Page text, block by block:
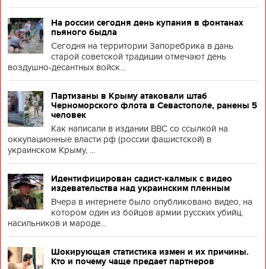
На россии сегодня день купания в фонтанах
пьяного быдла
Сегодня на территории Запоребрика в дань
старой советской традиции отмечают день
воздушно-десантных войск...
Партизаны в Крыму атаковали штаб
Черноморского флота в Севастополе, ранены 5
человек
Как написали в издании BBC со ссылкой на
оккупационные власти рф (россии фашистской) в
украинском Крыму, ...
Идентифицирован садист-калмык с видео
издевательства над украинским пленным
Вчера в интернете было опубликовано видео, на
котором один из бойцов армии русских убийц,
насильников и мароде...
Шокирующая статистика измен и их причины.
Кто и почему чаще предает партнеров